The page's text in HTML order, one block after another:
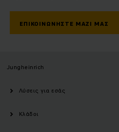
ΕΠΙΚΟΙΝΩΝΉΣΤΕ ΜΑΖΊ ΜΑΣ
Jungheinrich
Λύσεις για εσάς
Κλάδοι